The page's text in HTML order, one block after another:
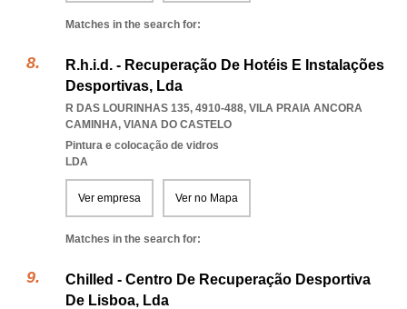
Matches in the search for:
R.h.i.d. - Recuperação De Hotéis E Instalações
Desportivas, Lda
R DAS LOURINHAS 135, 4910-488, VILA PRAIA ANCORA
CAMINHA, VIANA DO CASTELO
Pintura e colocação de vidros
LDA
Ver empresa Ver no Mapa
Matches in the search for:
Chilled - Centro De Recuperação Desportiva
De Lisboa, Lda